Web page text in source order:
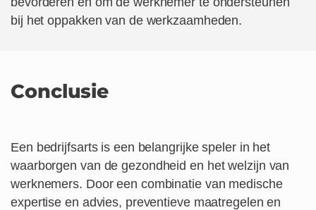
bij het oppakken van de werkzaamheden.
Conclusie
Een bedrijfsarts is een belangrijke speler in het
waarborgen van de gezondheid en het welzijn van
werknemers. Door een combinatie van medische
expertise en advies, preventieve maatregelen en